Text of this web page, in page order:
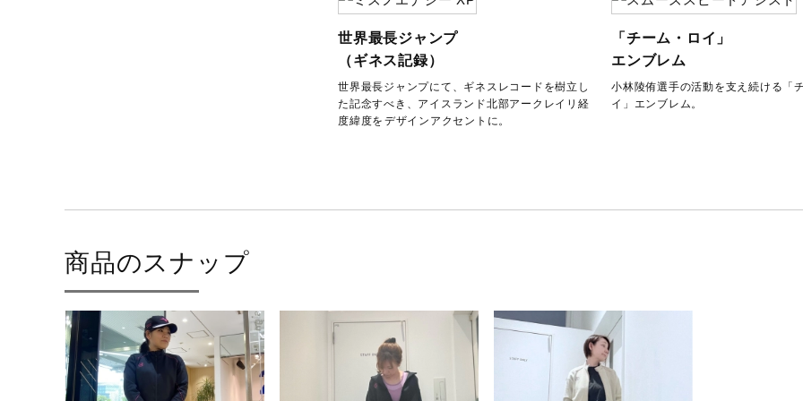
世界最長ジャンプ
（ギネス記録）
世界最長ジャンプにて、ギネスレコードを樹立し
た記念すべき、アイスランド北部アークレイリ経
度緯度をデザインアクセントに。
「チーム・ロイ」
エンブレム
小林陵侑選手の活動を支え続ける「
イ」エンブレム。
商品のスナップ